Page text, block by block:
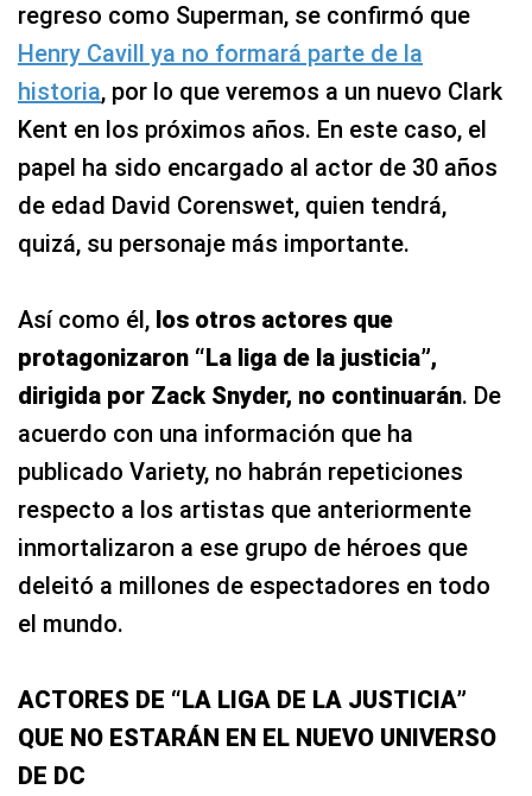
regreso como Superman, se confirmó que
Henry Cavill ya no formará parte de la
historia, por lo que veremos a un nuevo Clark
Kent en los próximos años. En este caso, el
papel ha sido encargado al actor de 30 años
de edad David Corenswet, quien tendrá,
quizá, su personaje más importante.
Así como él, los otros actores que
protagonizaron “La liga de la justicia”,
dirigida por Zack Snyder, no continuarán. De
acuerdo con una información que ha
publicado Variety, no habrán repeticiones
respecto a los artistas que anteriormente
inmortalizaron a ese grupo de héroes que
deleitó a millones de espectadores en todo
el mundo.
ACTORES DE “LA LIGA DE LA JUSTICIA”
QUE NO ESTARÁN EN EL NUEVO UNIVERSO
DE DC